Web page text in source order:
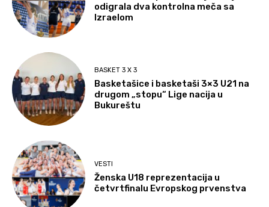
odigrala dva kontrolna meča sa
Izraelom
BASKET 3 X 3
Basketašice i basketaši 3×3 U21 na
drugom „stopu“ Lige nacija u
Bukureštu
VESTI
Ženska U18 reprezentacija u
četvrtfinalu Evropskog prvenstva